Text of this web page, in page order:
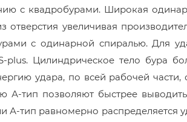
с квадробурами. Широкая
увеличивая
с одинарной спиралью. Для
plus. Цилиндрическое тело бура
удара, по всей рабочей части,
А-тип позволяют быстрее
А-тип равномерно распределяется